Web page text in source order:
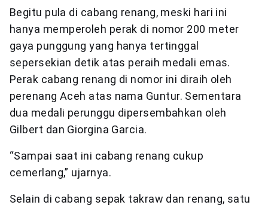
Begitu pula di cabang renang, meski hari ini
hanya memperoleh perak di nomor 200 meter
gaya punggung yang hanya tertinggal
sepersekian detik atas peraih medali emas.
Perak cabang renang di nomor ini diraih oleh
perenang Aceh atas nama Guntur. Sementara
dua medali perunggu dipersembahkan oleh
Gilbert dan Giorgina Garcia.
“Sampai saat ini cabang renang cukup
cemerlang,” ujarnya.
Selain di cabang sepak takraw dan renang, satu